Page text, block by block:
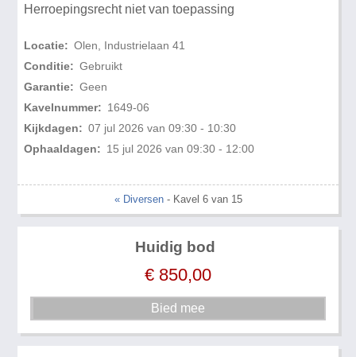
Herroepingsrecht niet van toepassing
Locatie: Olen, Industrielaan 41
Conditie: Gebruikt
Garantie: Geen
Kavelnummer: 1649-06
Kijkdagen: 07 jul 2026 van 09:30 - 10:30
Ophaaldagen: 15 jul 2026 van 09:30 - 12:00
« Diversen- Kavel 6 van 15
Huidig bod
€ 850,00